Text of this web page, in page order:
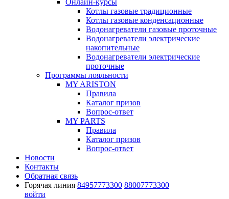
Онлайн-курсы
Котлы газовые традиционные
Котлы газовые конденсационные
Водонагреватели газовые проточные
Водонагреватели электрические
накопительные
Водонагреватели электрические
проточные
Программы лояльности
MY ARISTON
Правила
Каталог призов
Вопрос-ответ
MY PARTS
Правила
Каталог призов
Вопрос-ответ
Новости
Контакты
Обратная связь
Горячая линия 84957773300 88007773300
войти